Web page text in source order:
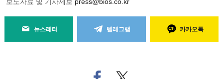
뉴스레터 텔레그램 카카오톡
페
트위